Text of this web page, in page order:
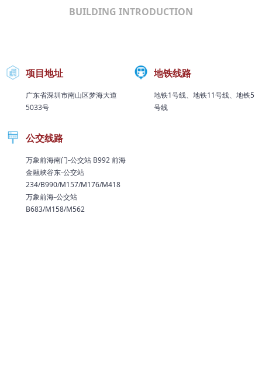
BUILDING INTRODUCTION
地铁线路
地铁1号线、地铁11号线、地铁5
号线
项目地址
广东省深圳市南山区梦海大道
5033号
公交线路
万象前海南门-公交站 B992 前海
金融峡谷东-公交站
234/B990/M157/M176/M418
万象前海-公交站
B683/M158/M562